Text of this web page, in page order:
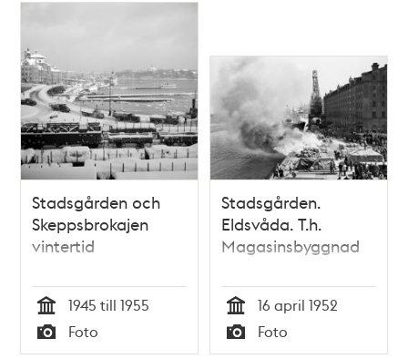
Stadsgården och
Skeppsbrokajen
vintertid
Tid
1945 till 1955
Typ
Foto
Stadsgården.
Eldsvåda. T.h.
Magasinsbyggnad
Tid
16 april 1952
Typ
Foto